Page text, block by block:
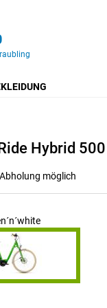
Hybrid 500
möglich